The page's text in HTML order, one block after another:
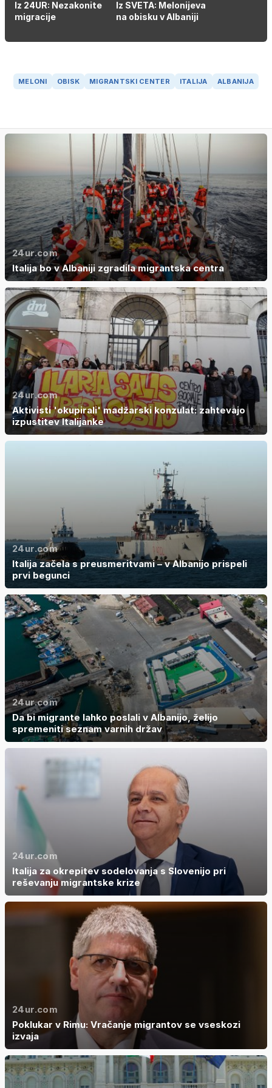
Iz 24UR: Nezakonite
migracije
Iz SVETA: Melonijeva
na obisku v Albaniji
MELONI OBISK MIGRANTSKI CENTER ITALIJA ALBANIJA
24ur.com
Italija bo v Albaniji zgradila migrantska centra
24ur.com
Aktivisti 'okupirali' madžarski konzulat: zahtevajo
izpustitev Italijanke
24ur.com
Italija začela s preusmeritvami – v Albanijo prispeli
prvi begunci
24ur.com
Da bi migrante lahko poslali v Albanijo, želijo
spremeniti seznam varnih držav
24ur.com
Italija za okrepitev sodelovanja s Slovenijo pri
reševanju migrantske krize
24ur.com
Poklukar v Rimu: Vračanje migrantov se vseskozi
izvaja